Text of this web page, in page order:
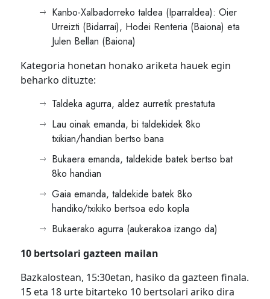
Kanbo-Xalbadorreko taldea (Iparraldea): Oier
Urreizti (Bidarrai), Hodei Renteria (Baiona) eta
Julen Bellan (Baiona)
Kategoria honetan honako ariketa hauek egin
beharko dituzte:
Taldeka agurra, aldez aurretik prestatuta
Lau oinak emanda, bi taldekidek 8ko
txikian/handian bertso bana
Bukaera emanda, taldekide batek bertso bat
8ko handian
Gaia emanda, taldekide batek 8ko
handiko/txikiko bertsoa edo kopla
Bukaerako agurra (aukerakoa izango da)
10 bertsolari gazteen mailan
Bazkalostean, 15:30etan, hasiko da gazteen finala.
15 eta 18 urte bitarteko 10 bertsolari ariko dira